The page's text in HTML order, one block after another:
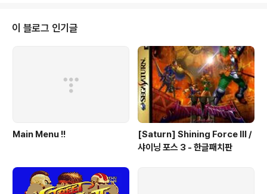
이 블로그 인기글
Main Menu !!
[Saturn] Shining Force III /
샤이닝 포스 3 - 한글패치판